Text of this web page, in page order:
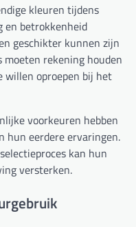
kleuren tijdens
en betrokkenheid
geschikter kunnen zijn
moeten rekening houden
willen oproepen bij het
voorkeuren hebben
hun eerdere ervaringen.
kan hun
versterken.